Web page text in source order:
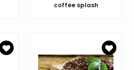
coffee splash